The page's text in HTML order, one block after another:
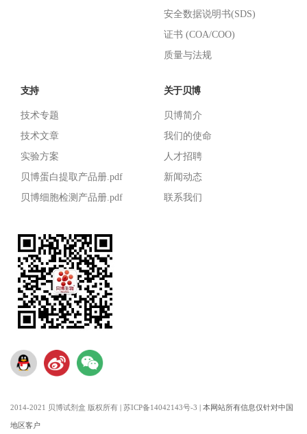
安全数据说明书(SDS)
证书 (COA/COO)
质量与法规
支持
技术专题
技术文章
实验方案
贝博蛋白提取产品册.pdf
贝博细胞检测产品册.pdf
关于贝博
贝博简介
我们的使命
人才招聘
新闻动态
联系我们
2014-2021 贝博试剂盒 版权所有 苏ICP备14042143号-3 本网站所有信息仅针对中国
地区客户